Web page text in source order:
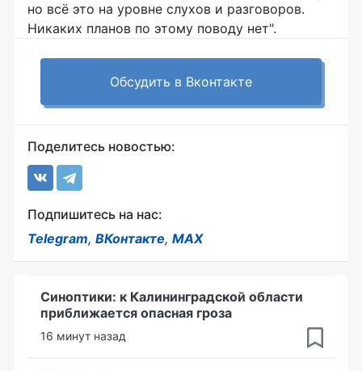
но всё это на уровне слухов и разговоров.
Никаких планов по этому поводу нет".
Обсудить в Вконтакте
Поделитесь новостью:
Подпишитесь на нас:
Telegram, ВКонтакте, MAX
Синоптики: к Калининградской области
приближается опасная гроза
16 минут назад